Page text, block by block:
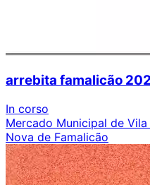
arrebita famalicão
In corso
Mercado Municipal de
Nova de Famalicão